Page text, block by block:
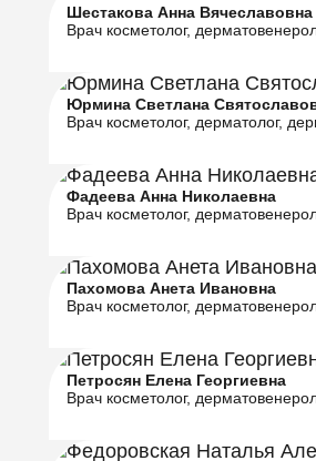
Шестакова Анна Вячеславовна
Врач косметолог,
Юрмина Светлана
Врач косметолог, дерматолог,
Фадеева Анна Николаевна
Врач косметолог,
Пахомова Анета Ивановна
Врач косметолог,
Петросян Елена Георгиевна
Врач косметолог,